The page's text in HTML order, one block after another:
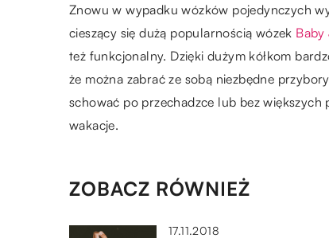
Znowu w wypadku wózków pojedynczych
cieszący się dużą popularnością wózek
też funkcjonalny. Dzięki dużym kółkom
że można zabrać ze sobą niezbędne
schować po przechadzce lub bez
wakacje.
ZOBACZ RÓWNIEŻ
17.11.2018